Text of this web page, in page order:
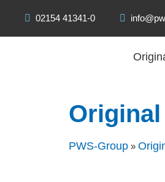
02154 41341-0
Original
PWS-Group »